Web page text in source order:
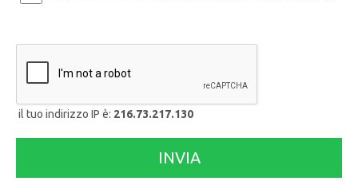
il tuo indirizzo IP è: 216.73.217.130